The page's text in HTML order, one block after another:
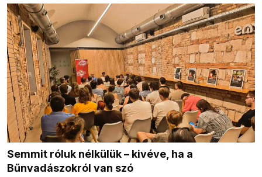
Semmit róluk nélkülük – kivéve, ha a
Bűnvadászokról van szó